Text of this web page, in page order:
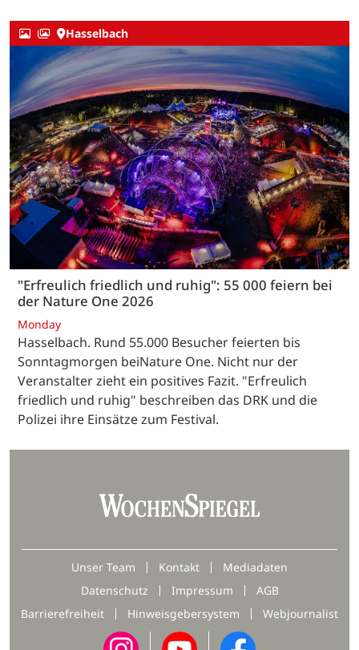
Hasselbach
"Erfreulich friedlich und ruhig": 55 000 feiern bei
der Nature One 2026
Monday
Hasselbach. Rund 55.000 Besucher feierten bis
Sonntagmorgen beiNature One. Nicht nur der
Veranstalter zieht ein positives Fazit. "Erfreulich
friedlich und ruhig" beschreiben das DRK und die
Polizei ihre Einsätze zum Festival.
Unser Team Kontakt
Mediadaten
Datenschutz
Impressum
AGB
Barrierefreiheit
Hinweisgebersystem Webjournalist